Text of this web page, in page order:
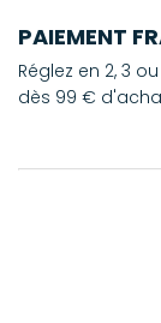
PAIEMENT
Réglez en 2, 3
dès 99 €